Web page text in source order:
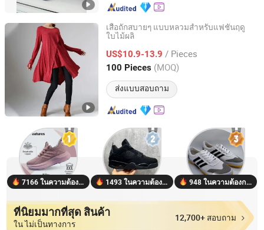
เสื้อถักสบายๆ แบบหลวมสำหรับแฟชั่นฤดู
ใบไม้ผลิ
US$10.9-13.9 / Pieces
100 Pieces (MOQ)
ส่งแบบสอบถาม
Guangzhou Mingyu Manufacturing Co., Ltd
Guangdong, China อัตราจาก 2025
7166 ในความต้องการ 1493 ในความต้องการ 948 ในความต้องการ
ที่นิยมมากที่สุด สินค้า
ใน ไม่เป็นทางการ
12,700+ สอบถาม